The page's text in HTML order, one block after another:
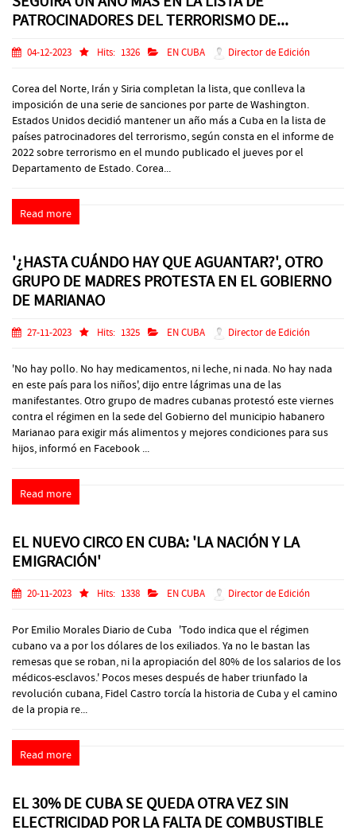
PATROCINADORES DEL TERRORISMO DE...
04-12-2023 Hits: 1326 EN CUBA Director de Edición
Corea del Norte, Irán y Siria completan la lista, que conlleva la
imposición de una serie de sanciones por parte de Washington.
Estados Unidos decidió mantener un año más a Cuba en la lista de
países patrocinadores del terrorismo, según consta en el informe de
2022 sobre terrorismo en el mundo publicado el jueves por el
Departamento de Estado. Corea...
Read more
'¿HASTA CUÁNDO HAY QUE AGUANTAR?', OTRO
GRUPO DE MADRES PROTESTA EN EL GOBIERNO
DE MARIANAO
27-11-2023 Hits: 1325 EN CUBA Director de Edición
'No hay pollo. No hay medicamentos, ni leche, ni nada. No hay nada
en este país para los niños', dijo entre lágrimas una de las
manifestantes. Otro grupo de madres cubanas protestó este viernes
contra el régimen en la sede del Gobierno del municipio habanero
Marianao para exigir más alimentos y mejores condiciones para sus
hijos, informó en Facebook ...
Read more
EL NUEVO CIRCO EN CUBA: 'LA NACIÓN Y LA
EMIGRACIÓN'
20-11-2023 Hits: 1338 EN CUBA Director de Edición
Por Emilio Morales Diario de Cuba 'Todo indica que el régimen
cubano va a por los dólares de los exiliados. Ya no le bastan las
remesas que se roban, ni la apropiación del 80% de los salarios de los
médicos-esclavos.' Pocos meses después de haber triunfado la
revolución cubana, Fidel Castro torcía la historia de Cuba y el camino
de la propia re...
Read more
EL 30% DE CUBA SE QUEDA OTRA VEZ SIN
ELECTRICIDAD POR LA FALTA DE COMBUSTIBLE